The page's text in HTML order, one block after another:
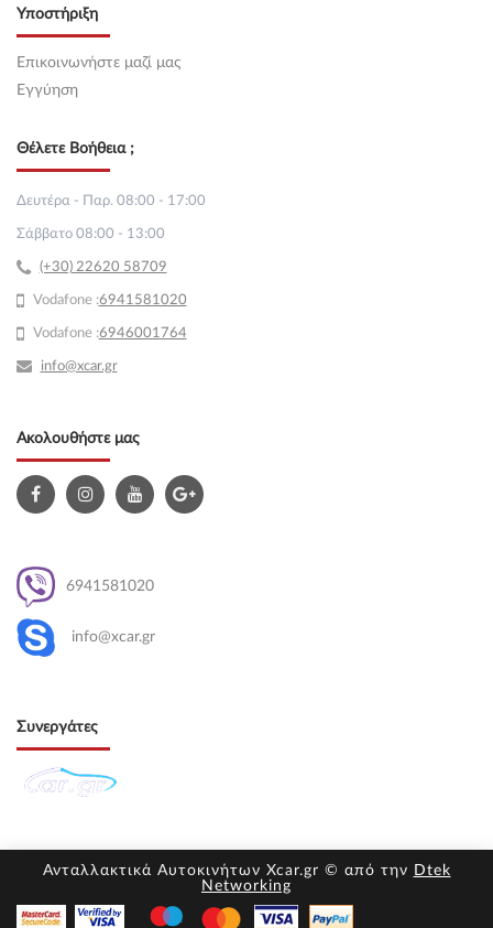
Υποστήριξη
Επικοινωνήστε μαζί μας
Εγγύηση
Θέλετε Βοήθεια ;
Δευτέρα - Παρ. 08:00 - 17:00
Σάββατο 08:00 - 13:00
(+30) 22620 58709
Vodafone :6941581020
Vodafone :6946001764
info@xcar.gr
Ακολουθήστε μας
6941581020
info@xcar.gr
Συνεργάτες
Ανταλλακτικά Αυτοκινήτων Xcar.gr © από την Dtek
Networking